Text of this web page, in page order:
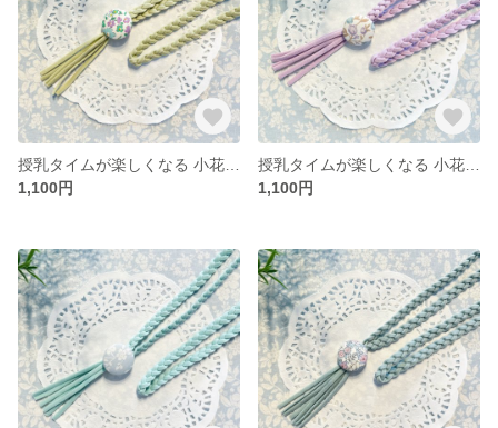
1,100円
1,100円